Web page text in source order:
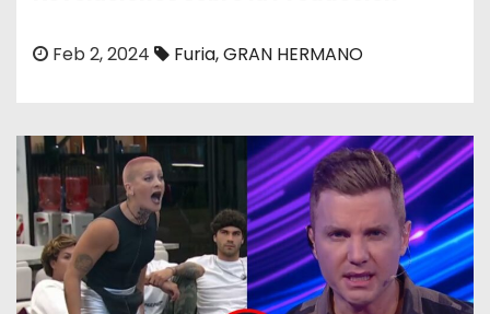
Feb 2, 2024 Furia,GRAN HERMANO